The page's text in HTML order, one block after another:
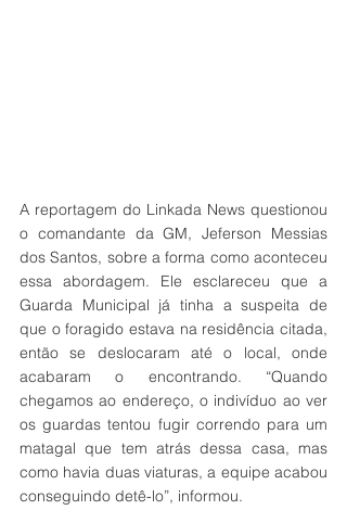
A reportagem do Linkada News questionou
o comandante da GM, Jeferson Messias
dos Santos, sobre a forma como aconteceu
essa abordagem. Ele esclareceu que a
Guarda Municipal já tinha a suspeita de
que o foragido estava na residência citada,
então se deslocaram até o local, onde
acabaram o encontrando. “Quando
chegamos ao endereço, o indivíduo ao ver
os guardas tentou fugir correndo para um
matagal que tem atrás dessa casa, mas
como havia duas viaturas, a equipe acabou
conseguindo detê-lo”, informou.